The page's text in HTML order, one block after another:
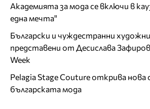
Академията за мода се включи в
една мечта"
Български и чуждестранни
представени от Десислава
Week
Pelagia Stage Couture открива нова
българската мода